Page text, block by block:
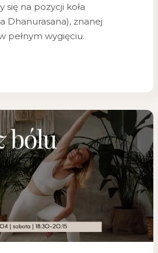
na pozycji koła
Dhanurasana), znanej
pełnym wygięciu.